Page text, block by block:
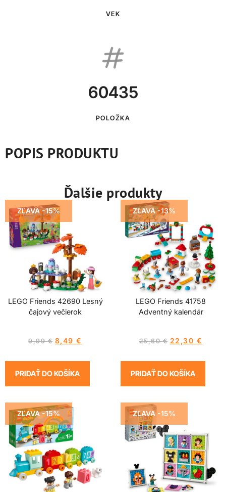
VEK
60435
POLOŽKA
POPIS PRODUKTU
Ďalšie produkty
ZĽAVA -15%
LEGO Friends 42690 Lesný
čajový večierok
9,99€ 8,49€
PRIDAŤ DO KOŠÍKA
ZĽAVA -13%
LEGO Friends 41758
Adventný kalendár
25,60€ 22,30 €
PRIDAŤ DO KOŠÍKA
ZĽAVA -15% ZĽAVA -15%